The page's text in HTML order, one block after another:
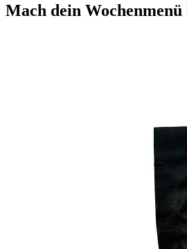
Mach dein Wochenmenü